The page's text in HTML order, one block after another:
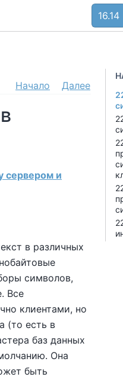
16.14
Начало Далее
сервером и
в различных
символов,
Все
клиентами, но
(то есть в
баз данных
Она
быть